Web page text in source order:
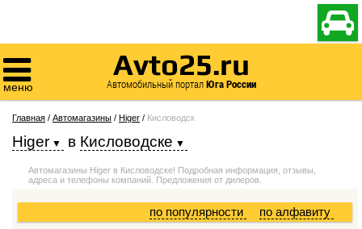


меню
Avto25.ru
Автомобильный порталЮга России
Главная / Автомагазины / Higer / Кисловодск
Higer в Кисловодске
Автомагазины Higer в Кисловодске! Подробная информация, отзывы,
адреса и телефоны компаний. Предложения от дилеров.
по алфавиту
по популярности